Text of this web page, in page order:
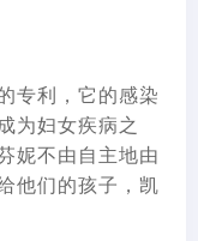
专利，它的感染
为妇女疾病之
妮不由自主地由
他们的孩子，凯